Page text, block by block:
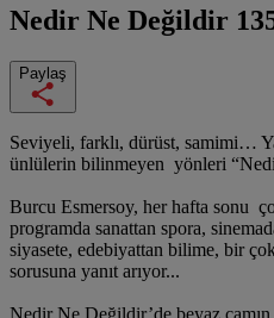
Nedir Ne Değildir
Paylaş
Seviyeli, farklı, dürüst, samimi…
ünlülerin bilinmeyen yönleri
Burcu Esmersoy, her hafta sonu
programda sanattan spora,
siyasete, edebiyattan bilime, bir
sorusuna yanıt arıyor...
Nedir Ne Değildir’de beyaz